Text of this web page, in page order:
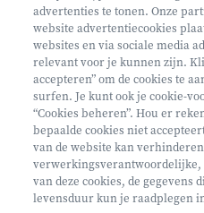
Mini ontdekkers
Oosterzele België
2 - 5 jaar
10/08 - 14/08
Zonder overnachting
advertenties te tonen. Onze
website advertentiecookies
websites en via sociale media
relevant voor je kunnen zijn.
accepteren” om de cookies te
surfen. Je kunt ook je cookie-
“Cookies beheren”. Hou er
bepaalde cookies niet
van de website kan
verwerkingsverantwoordelijke,
van deze cookies, de gegevens
levensduur kun je raadplegen